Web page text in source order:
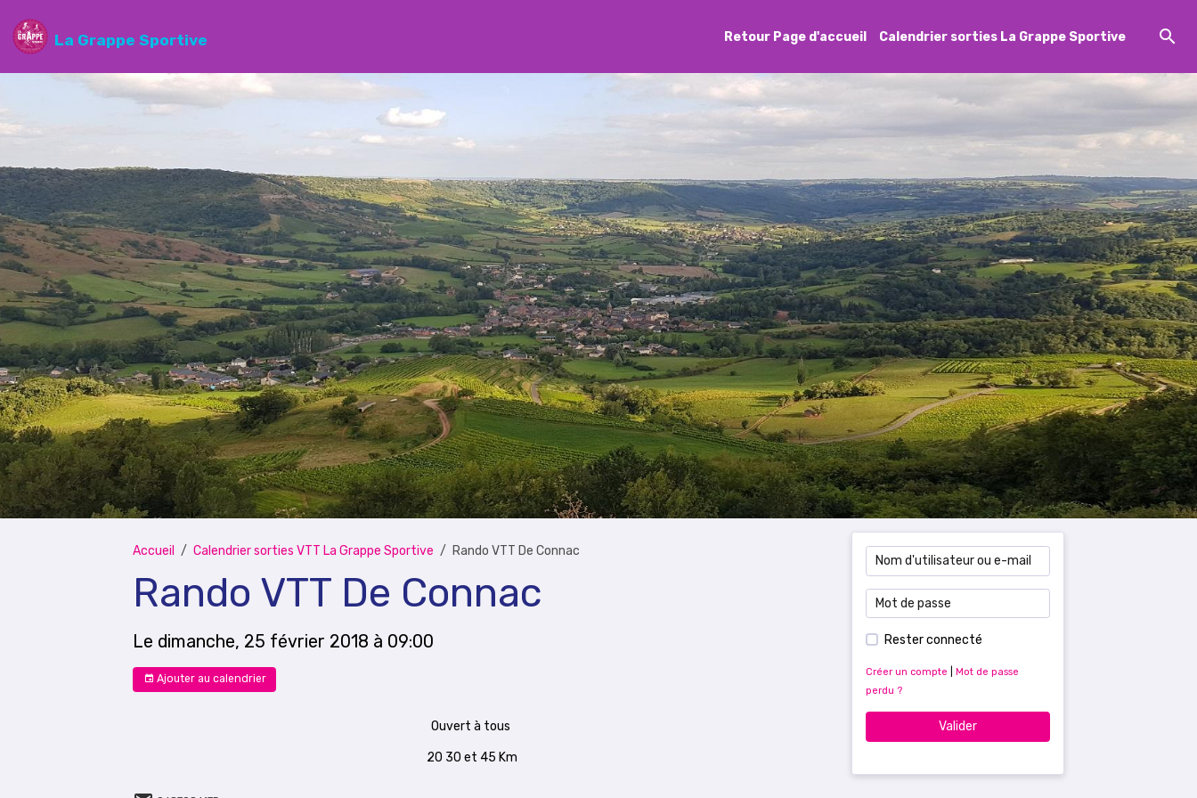
La Grappe Sportive Retour Page d'accueil Calendrier sorties La Grappe Sportive
Accueil Calendrier sorties VTT La Grappe Sportive Rando VTT De Connac
Rando VTT De Connac
Le dimanche, 25 février 2018 à 09:00
Ajouter au calendrier
Ouvert à tous
20 30 et 45 Km
Rester connecté
Créer un compte
Mot de passe
perdu ?
Valider